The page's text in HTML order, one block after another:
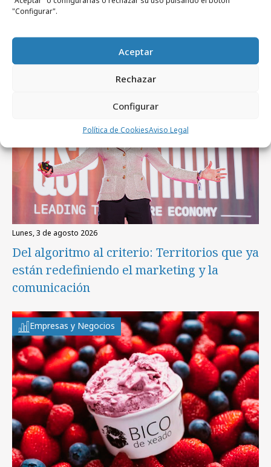
"Configurar".
Aceptar
Rechazar
Configurar
Política de CookiesAviso Legal
De patrimonio histórico a activo cultural y
económico
lunes, 3 de agosto 2026
Del algoritmo al criterio: Territorios que ya
están redefiniendo el marketing y la
comunicación
Empresas y Negocios